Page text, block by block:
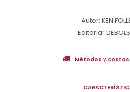
Autor: KEN
Editorial:
Métodos y